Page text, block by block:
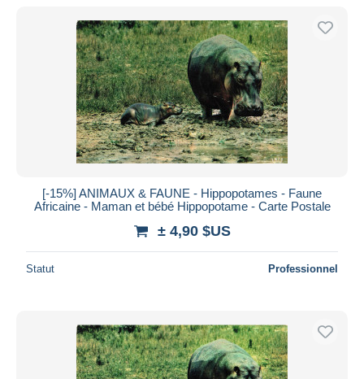
[-15%] ANIMAUX & FAUNE - Hippopotames - Faune
Africaine - Maman et bébé Hippopotame - Carte Postale
± 4,90 $US
Statut Professionnel